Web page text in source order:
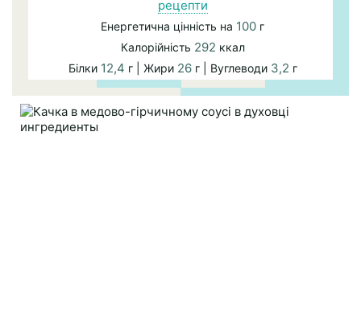
рецепти
Енергетична цінність на 100 г
Калорійність 292 ккал
Білки 12,4 г | Жири 26г | Вуглеводи 3,2 г